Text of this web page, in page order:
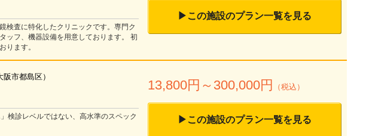
検査に特化したクリニックです。専門ク
ッフ、機器設備を用意しております。 初
ります。
▶この施設のプラン一覧を見る
阪市都島区）
検診レベルではない、高水準のスペック
13,800円～ 300,000円 （税込）
▶この施設のプラン一覧を見る